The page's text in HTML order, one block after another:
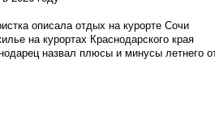
описала отдых на курорте Сочи
на курортах Краснодарского края
назвал плюсы и минусы летнего